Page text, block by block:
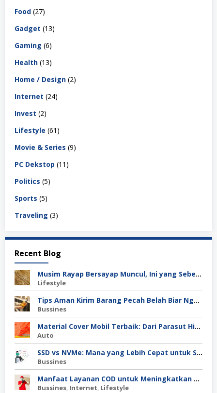
Food (27)
Gadget (13)
Gaming (6)
Health (13)
Home / Design (2)
Internet (24)
Invest (2)
Lifestyle (61)
Movie & Series (9)
PC Dekstop (11)
Politics (5)
Sports (5)
Traveling (3)
Recent Blog
Musim Rayap Bersayap Muncul, Ini yang Sebenarnya Terjadi
Lifestyle
Tips Aman Kirim Barang Pecah Belah Biar Nggak Retak di Perjalanan
Bussines
Material Cover Mobil Terbaik: Dari Parasut Hingga Polyester, Mana Pilihan Tepat untuk Kamu?
Auto
SSD vs NVMe: Mana yang Lebih Cepat untuk Server Anda?
Bussines
Manfaat Layanan COD untuk Meningkatkan Kepercayaan Pembeli
Bussines, Internet, Lifestyle